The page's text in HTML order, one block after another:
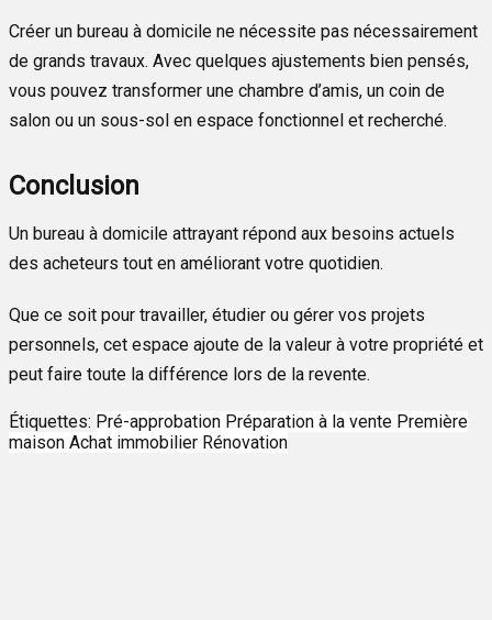
Créer un bureau à domicile ne nécessite pas nécessairement
de grands travaux. Avec quelques ajustements bien pensés,
vous pouvez transformer une chambre d’amis, un coin de
salon ou un sous-sol en espace fonctionnel et recherché.
Conclusion
Un bureau à domicile attrayant répond aux besoins actuels
des acheteurs tout en améliorant votre quotidien.
Que ce soit pour travailler, étudier ou gérer vos projets
personnels, cet espace ajoute de la valeur à votre propriété et
peut faire toute la différence lors de la revente.
Étiquettes: Pré-approbation Préparation à la vente Première
maison Achat immobilier Rénovation